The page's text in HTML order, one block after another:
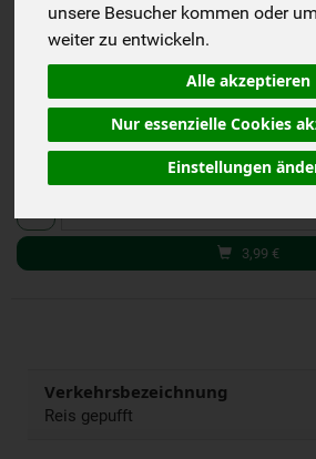
unsere Besucher kommen oder
weiter zu entwickeln.
Alle akzeptieren
Nur essenzielle Cookies
Einstellungen
3,99 €
(31,92 € /
inkl. 7%
125 g
3,99 €
Verkehrsbezeichnung
Reis gepufft